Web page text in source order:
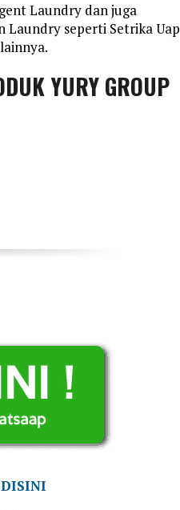
Laundry dan juga
Laundry seperti Setrika Uap
YURY GROUP